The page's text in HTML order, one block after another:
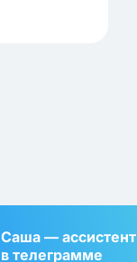
Саша — ассистент
в телеграмме